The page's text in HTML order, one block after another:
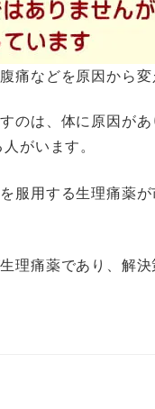
痛などを原因から変
のは、体に原因が
がいます。
服用する生理痛薬
理痛薬であり、解決